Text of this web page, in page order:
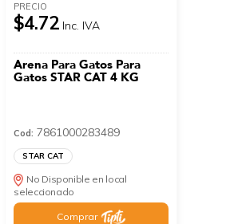
PRECIO
$4.72 Inc. IVA
Arena Para Gatos Para
Gatos STAR CAT 4 KG
Cod: 7861000283489
STAR CAT
No Disponible en local
seleccionado
Comprar